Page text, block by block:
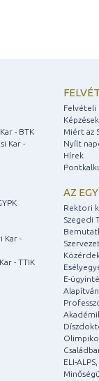
- BTK
Kar -
Kar -
- TTIK
Képzések
Miért az
Nyílt
Hírek
AZ
Rektori
Szegedi
E-
ELI-